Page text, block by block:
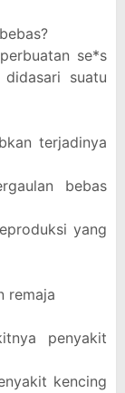
se*s
suatu
terjadinya
bebas
yang
remaja
penyakit
kencing